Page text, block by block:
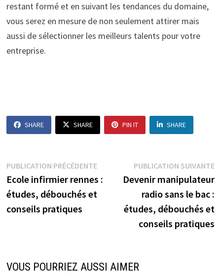
restant formé et en suivant les tendances du domaine,
vous serez en mesure de non seulement attirer mais
aussi de sélectionner les meilleurs talents pour votre
entreprise.
SHARE SHARE PIN IT SHARE
Navigation
de
l’article
PUBLICATION PRÉCÉDENTEPublication
précédente :
Ecole infirmier rennes :
études, débouchés et
conseils pratiques
PUBLICATION SUIVANTE
Devenir manipulateur
radio sans le bac :
études, débouchés et
conseils pratiques
VOUS POURRIEZ AUSSI AIMER